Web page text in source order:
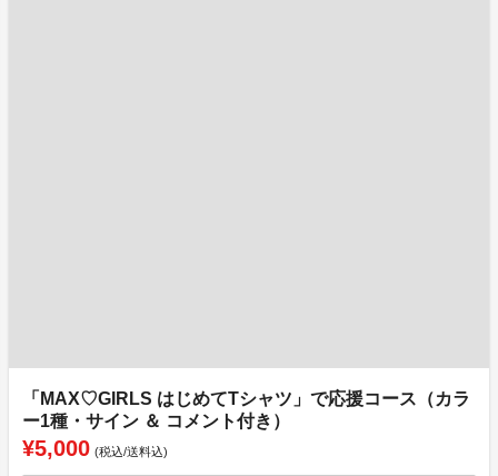
「MAX♡GIRLS はじめてTシャツ」で応援コース（カラ
ー1種・サイン ＆ コメント付き）
¥5,000 (税込/送料込)